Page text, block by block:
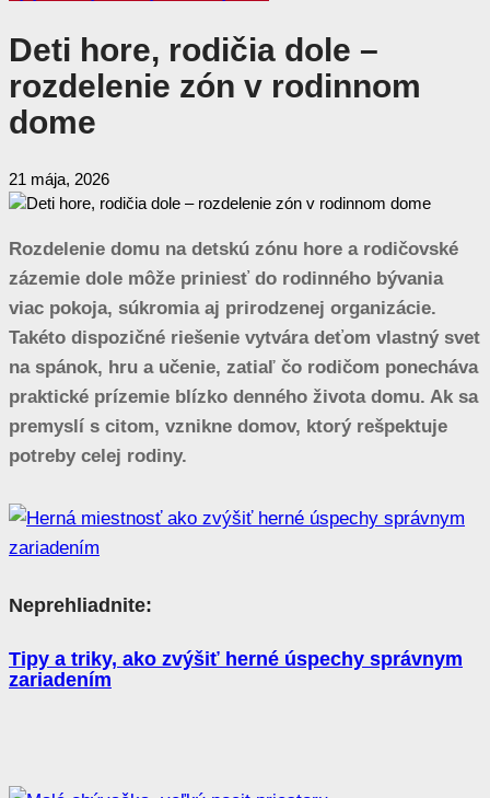
Deti hore, rodičia dole –
rozdelenie zón v rodinnom
dome
21 mája, 2026
Rozdelenie domu na detskú zónu hore a rodičovské
zázemie dole môže priniesť do rodinného bývania
viac pokoja, súkromia aj prirodzenej organizácie.
Takéto dispozičné riešenie vytvára deťom vlastný svet
na spánok, hru a učenie, zatiaľ čo rodičom ponecháva
praktické prízemie blízko denného života domu. Ak sa
premyslí s citom, vznikne domov, ktorý rešpektuje
potreby celej rodiny.
Neprehliadnite:
Tipy a triky, ako zvýšiť herné úspechy správnym
zariadením